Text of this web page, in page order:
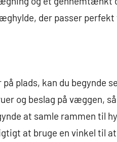
der passer perfekt
plads, kan du begynde
og beslag på væggen,
at samle rammen til
at bruge en vinkel til